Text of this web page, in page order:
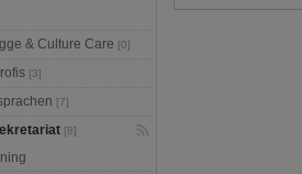
& Culture Care [0]
[3]
[7]
[8]